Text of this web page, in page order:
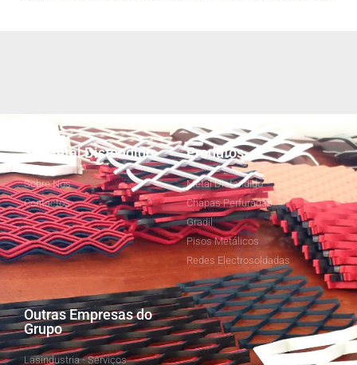
SJ Metal Distendido
Sobre Nós
Contactos
Produtos
Metal Distendido
Chapas Perfuradas
Gradil
Pisos Metálicos
Redes Electrosoldadas
Outras Empresas do
Grupo
Lasindustria - Serviços